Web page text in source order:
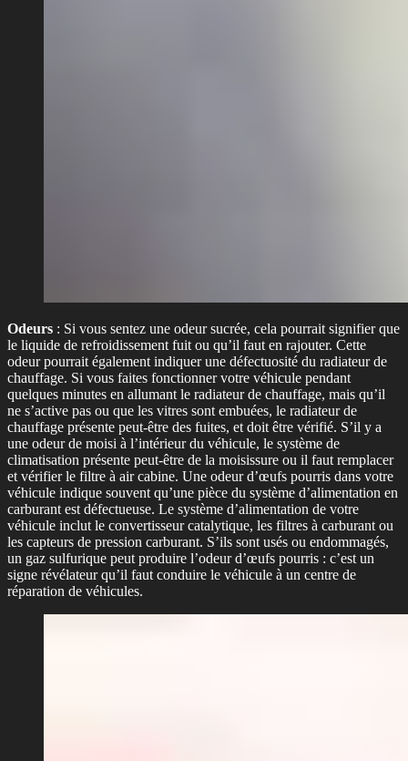
Odeurs : Si vous sentez une odeur sucrée, cela pourrait signifier que
le liquide de refroidissement fuit ou qu’il faut en rajouter. Cette
odeur pourrait également indiquer une défectuosité du radiateur de
chauffage. Si vous faites fonctionner votre véhicule pendant
quelques minutes en allumant le radiateur de chauffage, mais qu’il
ne s’active pas ou que les vitres sont embuées, le radiateur de
chauffage présente peut-être des fuites, et doit être vérifié. S’il y a
une odeur de moisi à l’intérieur du véhicule, le système de
climatisation présente peut-être de la moisissure ou il faut remplacer
et vérifier le filtre à air cabine. Une odeur d’œufs pourris dans votre
véhicule indique souvent qu’une pièce du système d’alimentation en
carburant est défectueuse. Le système d’alimentation de votre
véhicule inclut le convertisseur catalytique, les filtres à carburant ou
les capteurs de pression carburant. S’ils sont usés ou endommagés,
un gaz sulfurique peut produire l’odeur d’œufs pourris : c’est un
signe révélateur qu’il faut conduire le véhicule à un centre de
réparation de véhicules.